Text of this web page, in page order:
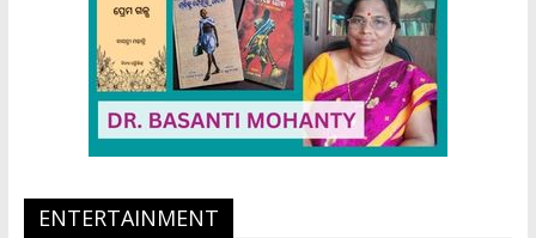
ENTERTAINMENT